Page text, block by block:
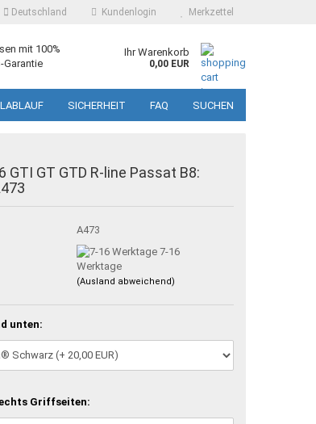
Deutschland Kundenlogin Merkzettel
mit 100%
Garantie
Ihr Warenkorb
0,00 EUR
SICHERHEIT FAQ SUCHEN
GTI GT GTD R-line Passat B8:
A473
7-16
Werktage
(Ausland abweichend)
unten:
Griffseiten: